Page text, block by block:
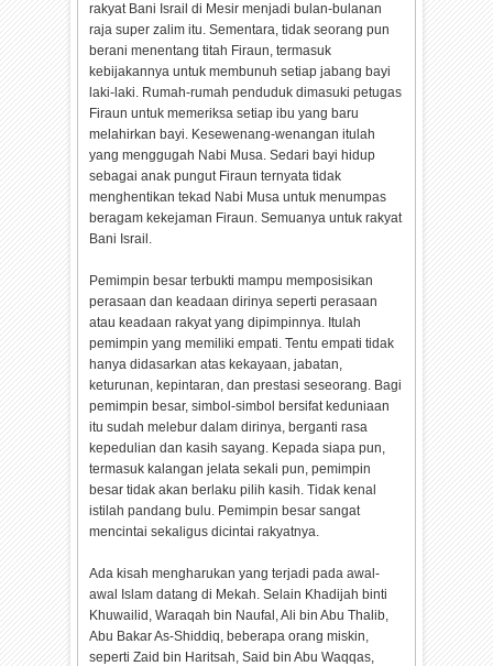
rakyat Bani Israil di Mesir menjadi bulan-bulanan
raja super zalim itu. Sementara, tidak seorang pun
berani menentang titah Firaun, termasuk
kebijakannya untuk membunuh setiap jabang bayi
laki-laki. Rumah-rumah penduduk dimasuki petugas
Firaun untuk memeriksa setiap ibu yang baru
melahirkan bayi. Kesewenang-wenangan itulah
yang menggugah Nabi Musa. Sedari bayi hidup
sebagai anak pungut Firaun ternyata tidak
menghentikan tekad Nabi Musa untuk menumpas
beragam kekejaman Firaun. Semuanya untuk rakyat
Bani Israil.
Pemimpin besar terbukti mampu memposisikan
perasaan dan keadaan dirinya seperti perasaan
atau keadaan rakyat yang dipimpinnya. Itulah
pemimpin yang memiliki empati. Tentu empati tidak
hanya didasarkan atas kekayaan, jabatan,
keturunan, kepintaran, dan prestasi seseorang. Bagi
pemimpin besar, simbol-simbol bersifat keduniaan
itu sudah melebur dalam dirinya, berganti rasa
kepedulian dan kasih sayang. Kepada siapa pun,
termasuk kalangan jelata sekali pun, pemimpin
besar tidak akan berlaku pilih kasih. Tidak kenal
istilah pandang bulu. Pemimpin besar sangat
mencintai sekaligus dicintai rakyatnya.
Ada kisah mengharukan yang terjadi pada awal-
awal Islam datang di Mekah. Selain Khadijah binti
Khuwailid, Waraqah bin Naufal, Ali bin Abu Thalib,
Abu Bakar As-Shiddiq, beberapa orang miskin,
seperti Zaid bin Haritsah, Said bin Abu Waqqas,